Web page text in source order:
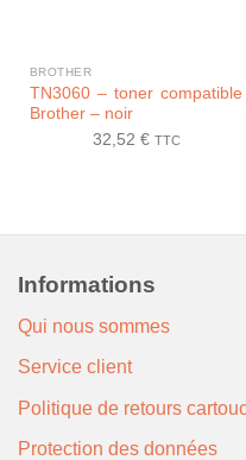
BROTHER
TN3060 – toner compatible
Brother – noir
32,52 € TTC
Informations
Qui nous sommes
Service client
Politique de retours
Protection des données